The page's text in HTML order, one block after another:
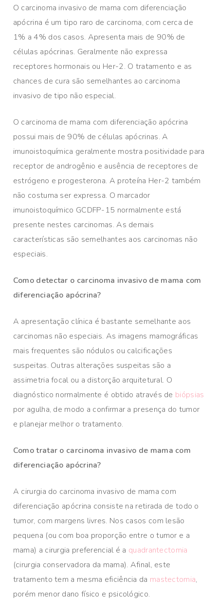
O carcinoma invasivo de mama com diferenciação
apócrina é um tipo raro de carcinoma, com cerca de
1% a 4% dos casos. Apresenta mais de 90% de
células apócrinas. Geralmente não expressa
receptores hormonais ou Her-2. O tratamento e as
chances de cura são semelhantes ao carcinoma
invasivo de tipo não especial.
O carcinoma de mama com diferenciação apócrina
possui mais de 90% de células apócrinas. A
imunoistoquímica geralmente mostra positividade para
receptor de androgênio e ausência de receptores de
estrógeno e progesterona. A proteína Her-2 também
não costuma ser expressa. O marcador
imunoistoquímico GCDFP-15 normalmente está
presente nestes carcinomas. As demais
características são semelhantes aos carcinomas não
especiais.
Como detectar o carcinoma invasivo de mama com
diferenciação apócrina?
A apresentação clínica é bastante semelhante aos
carcinomas não especiais. As imagens mamográficas
mais frequentes são nódulos ou calcificações
suspeitas. Outras alterações suspeitas são a
assimetria focal ou a distorção arquitetural. O
diagnóstico normalmente é obtido através de biópsias
por agulha, de modo a confirmar a presença do tumor
e planejar melhor o tratamento.
Como tratar o carcinoma invasivo de mama com
diferenciação apócrina?
A cirurgia do carcinoma invasivo de mama com
diferenciação apócrina consiste na retirada de todo o
tumor, com margens livres. Nos casos com lesão
pequena (ou com boa proporção entre o tumor e a
mama) a cirurgia preferencial é a quadrantectomia
(cirurgia conservadora da mama). Afinal, este
tratamento tem a mesma eficiência da mastectomia,
porém menor dano físico e psicológico.